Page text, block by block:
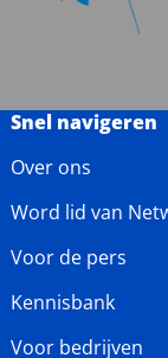
Snel navigeren
Over ons
Word lid van
Voor de pers
Kennisbank
Voor bedrijven